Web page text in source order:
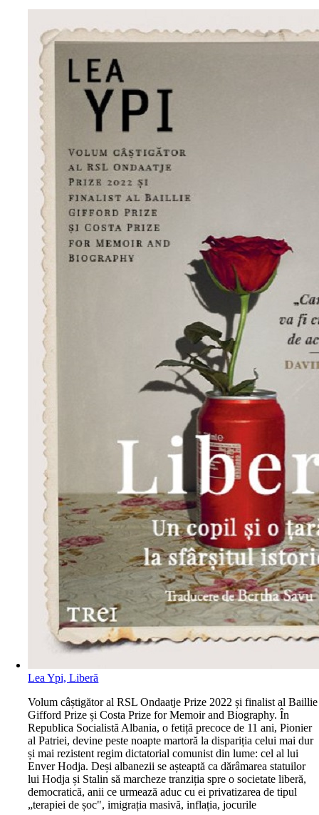
Lea Ypi, Liberă
Volum câștigător al RSL Ondaatje Prize 2022 și finalist al Baillie
Gifford Prize și Costa Prize for Memoir and Biography. În
Republica Socialistă Albania, o fetiță precoce de 11 ani, Pionier
al Patriei, devine peste noapte martoră la dispariția celui mai dur
și mai rezistent regim dictatorial comunist din lume: cel al lui
Enver Hodja. Deși albanezii se așteaptă ca dărâmarea statuilor
lui Hodja și Stalin să marcheze tranziția spre o societate liberă,
democratică, anii ce urmează aduc cu ei privatizarea de tipul
„terapiei de șoc", imigrația masivă, inflația, jocurile